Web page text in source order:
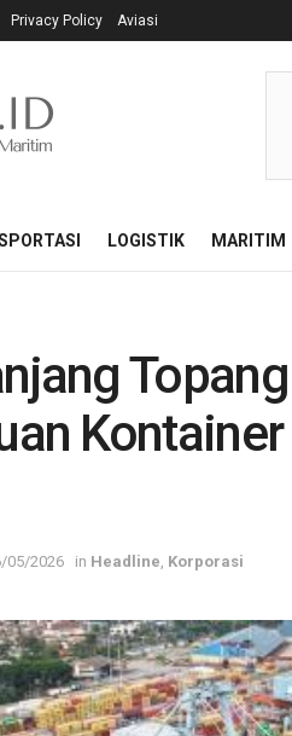
Privacy Policy Aviasi
LOGISTIK MARITIM
05/2026 in Headline Korporasi